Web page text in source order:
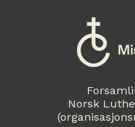
Norsk